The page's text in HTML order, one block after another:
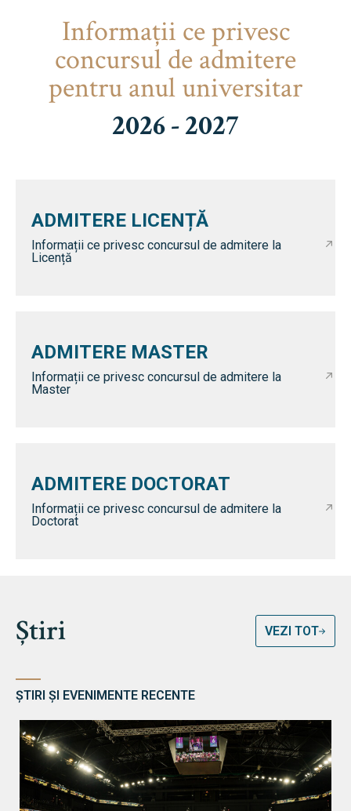
Informaţii ce privesc
concursul de admitere
pentru anul universitar
2026 - 2027
ADMITERE LICENȚĂ
Informații ce privesc concursul de admitere la
Licență
ADMITERE MASTER
Informații ce privesc concursul de admitere la
Master
ADMITERE DOCTORAT
Informații ce privesc concursul de admitere la
Doctorat
Știri VEZI TOT
ȘTIRI ȘI EVENIMENTE RECENTE